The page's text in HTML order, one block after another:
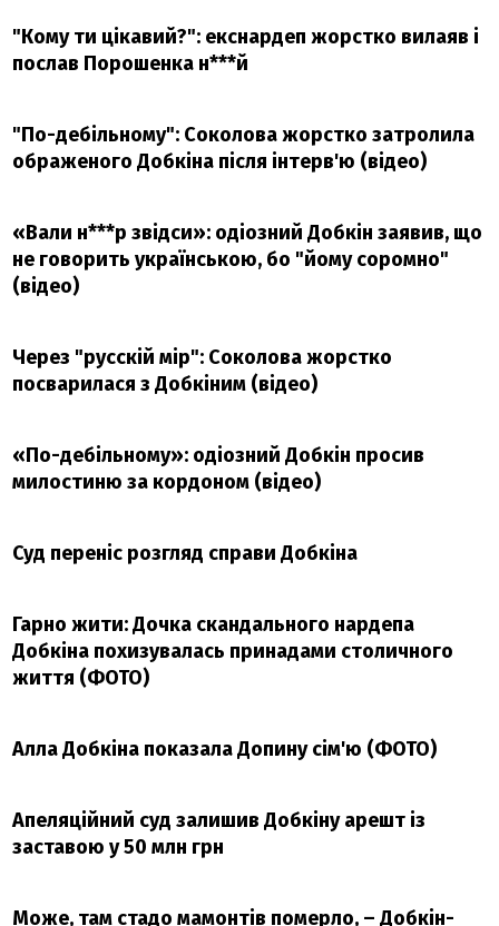
"Кому ти цікавий?": екснардеп жорстко вилаяв і
послав Порошенка н***й
"По-дебільному": Соколова жорстко затролила
ображеного Добкіна після інтерв'ю (відео)
«Вали н***р звідси»: одіозний Добкін заявив, що
не говорить українською, бо "йому соромно"
(відео)
Через "русскій мір": Соколова жорстко
посварилася з Добкіним (відео)
«По-дебільному»: одіозний Добкін просив
милостиню за кордоном (відео)
Суд переніс розгляд справи Добкіна
Гарно жити: Дочка скандального нардепа
Добкіна похизувалась принадами столичного
життя (ФОТО)
Алла Добкіна показала Допину сім'ю (ФОТО)
Апеляційний суд залишив Добкіну арешт із
заставою у 50 млн грн
Може, там стадо мамонтів померло, – Добкін-